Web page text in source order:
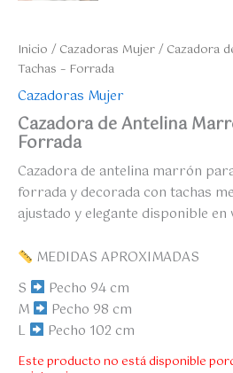
Inicio /Cazadoras Mujer/ Cazadora
Tachas – Forrada
Cazadoras Mujer
Cazadora de Antelina
Forrada
Cazadora de antelina marrón
forrada y decorada con tachas
ajustado y elegante disponible en
MEDIDAS APROXIMADAS
S
Pecho 94 cm
M
Pecho 98 cm
L
Pecho 102 cm
Este producto no está disponible